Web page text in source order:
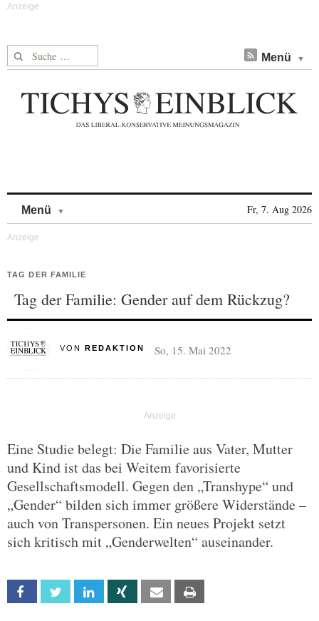
Suche nach: Menü
Menü Fr, 7. Aug 2026
TAG DER FAMILIE
Tag der Familie: Gender auf dem Rückzug?
VON REDAKTION So, 15. Mai 2022
Eine Studie belegt: Die Familie aus Vater, Mutter
und Kind ist das bei Weitem favorisierte
Gesellschaftsmodell. Gegen den „Transhype“ und
„Gender“ bilden sich immer größere Widerstände –
auch von Transpersonen. Ein neues Projekt setzt
sich kritisch mit „Genderwelten“ auseinander.
Facebook Twitter Linkedin Xing Email